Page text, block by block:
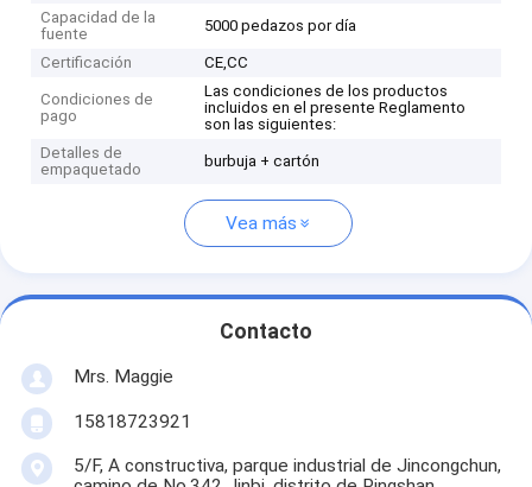
Capacidad de la
fuente
5000 pedazos por día
Certificación CE,CC
Condiciones de
pago
Las condiciones de los productos
incluidos en el presente Reglamento
son las siguientes:
Detalles de
empaquetado
burbuja + cartón
Vea más
Contacto
Mrs. Maggie
15818723921
5/F, A constructiva, parque industrial de Jincongchun,